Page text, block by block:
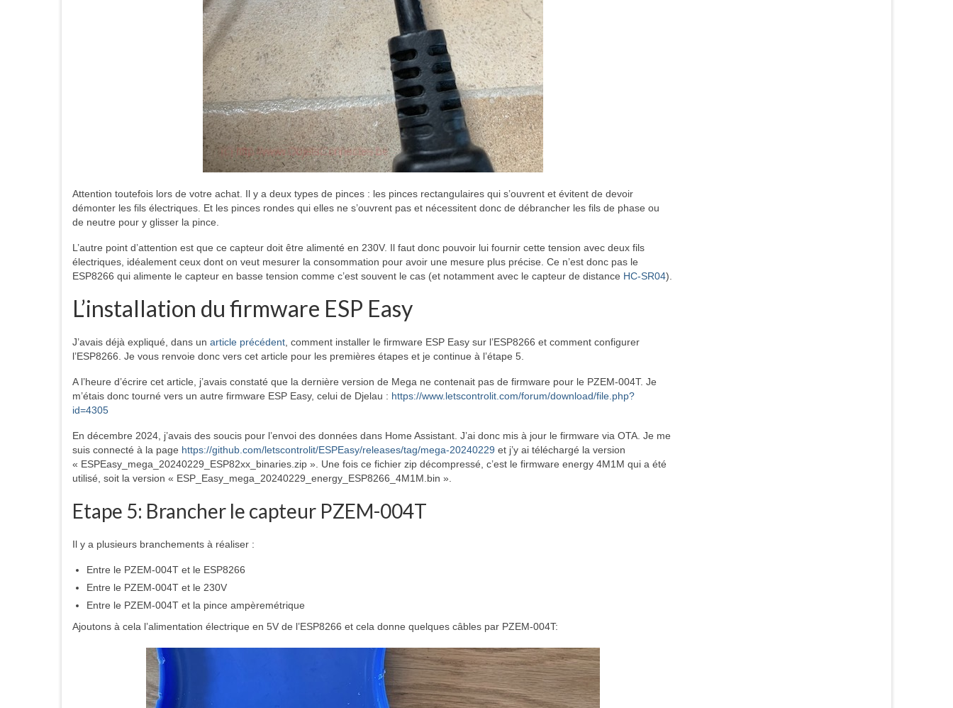
Attention toutefois lors de votre achat. Il y a deux types de pinces : les pinces rectangulaires qui s’ouvrent et évitent de devoir
démonter les fils électriques. Et les pinces rondes qui elles ne s’ouvrent pas et nécessitent donc de débrancher les fils de phase ou
de neutre pour y glisser la pince.
L’autre point d’attention est que ce capteur doit être alimenté en 230V. Il faut donc pouvoir lui fournir cette tension avec deux fils
électriques, idéalement ceux dont on veut mesurer la consommation pour avoir une mesure plus précise. Ce n’est donc pas le
ESP8266 qui alimente le capteur en basse tension comme c’est souvent le cas (et notamment avec le capteur de distance HC-SR04).
L’installation du firmware ESP Easy
J’avais déjà expliqué, dans un article précédent, comment installer le firmware ESP Easy sur l’ESP8266 et comment configurer
l’ESP8266. Je vous renvoie donc vers cet article pour les premières étapes et je continue à l’étape 5.
A l’heure d’écrire cet article, j’avais constaté que la dernière version de Mega ne contenait pas de firmware pour le PZEM-004T. Je
m’étais donc tourné vers un autre firmware ESP Easy, celui de Djelau : https://www.letscontrolit.com/forum/download/file.php?
id=4305
En décembre 2024, j’avais des soucis pour l’envoi des données dans Home Assistant. J’ai donc mis à jour le firmware via OTA. Je me
suis connecté à la page https://github.com/letscontrolit/ESPEasy/releases/tag/mega-20240229 et j’y ai téléchargé la version
« ESPEasy_mega_20240229_ESP82xx_binaries.zip ». Une fois ce fichier zip décompressé, c’est le firmware energy 4M1M qui a été
utilisé, soit la version « ESP_Easy_mega_20240229_energy_ESP8266_4M1M.bin ».
Etape 5: Brancher le capteur PZEM-004T
Il y a plusieurs branchements à réaliser :
Entre le PZEM-004T et le ESP8266
Entre le PZEM-004T et le 230V
Entre le PZEM-004T et la pince ampèremétrique
Ajoutons à cela l’alimentation électrique en 5V de l’ESP8266 et cela donne quelques câbles par PZEM-004T: